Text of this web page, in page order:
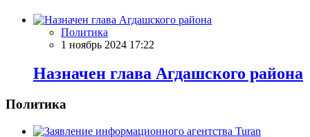
Политика
1 ноябрь 2024 17:22
Назначен глава Агдашского района
Политика